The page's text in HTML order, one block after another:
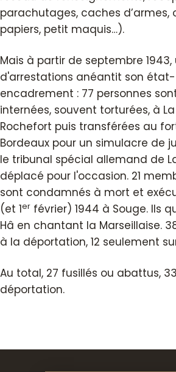
parachutages, caches
papiers, petit maquis…).
Mais à partir de septembre 1943,
d'arrestations anéantit son
encadrement : 77 personnes
internées, souvent torturées, à
Rochefort puis transférées au
Bordeaux pour un simulacre de
le tribunal spécial allemand de
déplacé pour l'occasion. 21
sont condamnés à mort et
(et 1er février) 1944 à Souge. Ils
Hâ en chantant la Marseillaise.
à la déportation, 12 seulement
Au total, 27 fusillés ou abattus,
déportation.